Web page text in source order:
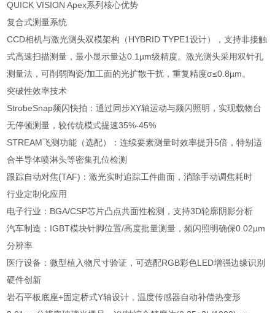
QUICK VISION Apex系列核心优势
复合式测量系统
CCD相机与激光测头双模架构（HYBRID TYPE1设计），支持非接触
式高速扫描测量，最小显示量达0.1µm级精度。激光测头采用双针孔
测量法，可削弱陶瓷/加工面的光扩散干扰，重复精度σ≤0.8µm。
突破性效率技术
StrobeSnap频闪快拍：通过同步XY轴运动与频闪照明，实现载物台
无停顿测量，较传统模式提速35%-45%
STREAM飞测功能（选配）：连续要素测量时效率提升5倍，特别适
合半导体喷淋头等密集孔位检测
跟踪自动对焦(TAF)：激光实时追踪工件曲面，消除手动调焦耗时
行业定制化应用
电子行业：BGA/CSP芯片凸点共面性检测，支持3D轮廓阴影分析
汽车制造：IGBT模块针脚位置/高度批量测量，频闪照明确保0.02µm
分辨率
医疗设备：微型植入物尺寸验证，可选配RGB彩色LED增强边缘识别
硬件创新
岩石平板底座+固定桥式Y轴设计，温度传感器自动补偿热变形